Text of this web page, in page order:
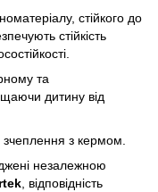
стійкого до
стійкість
та
дитину від
зчеплення з кермом.
незалежною
, відповідність